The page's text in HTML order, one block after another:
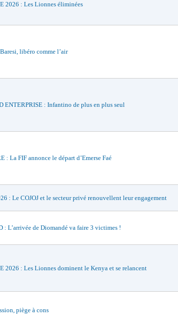
2026 : Les Lionnes éliminées
libéro comme l’air
ENTERPRISE : Infantino de plus en plus seul
: La FIF annonce le départ d’Emerse Faé
: Le COJOJ et le secteur privé renouvellent leur engagement
: L’arrivée de Diomandé va faire 3 victimes !
2026 : Les Lionnes dominent le Kenya et se relancent
piège à cons